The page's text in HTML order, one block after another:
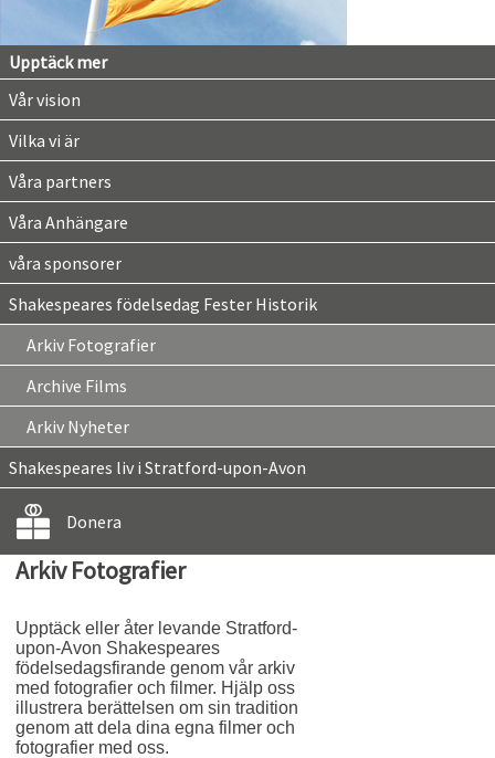
Upptäck mer
Vår vision
Vilka vi är
Våra partners
Våra Anhängare
våra sponsorer
Shakespeares födelsedag Fester Historik
Arkiv Fotografier
Archive Films
Arkiv Nyheter
Shakespeares liv i Stratford-upon-Avon
Donera
Arkiv Fotografier
Upptäck eller åter levande Stratford-
upon-Avon Shakespeares
födelsedagsfirande genom vår arkiv
med fotografier och filmer. Hjälp oss
illustrera berättelsen om sin tradition
genom att dela dina egna filmer och
fotografier med oss.